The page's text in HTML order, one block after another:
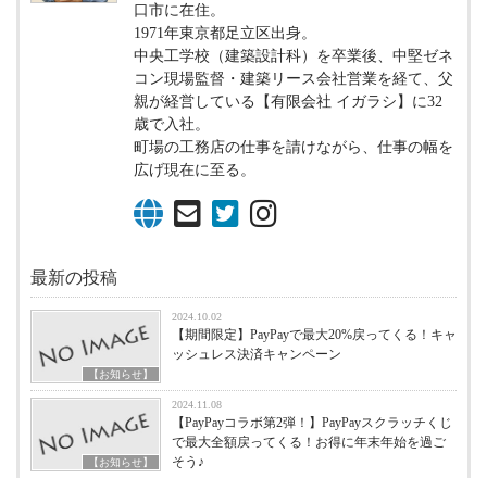
口市に在住。
1971年東京都足立区出身。
中央工学校（建築設計科）を卒業後、中堅ゼネ
コン現場監督・建築リース会社営業を経て、父
親が経営している【有限会社 イガラシ】に32
歳で入社。
町場の工務店の仕事を請けながら、仕事の幅を
広げ現在に至る。
最新の投稿
【お知らせ】
2024.10.02
【期間限定】PayPayで最大20%戻ってくる！キャ
ッシュレス決済キャンペーン
【お知らせ】
2024.11.08
【PayPayコラボ第2弾！】PayPayスクラッチくじ
で最大全額戻ってくる！お得に年末年始を過ご
そう♪